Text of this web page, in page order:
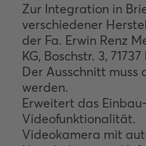
Zur Integration in
verschiedener
der Fa. Erwin Renz
KG, Boschstr. 3,
Der Ausschnitt muss
werden.
Erweitert das
Videofunktionalität.
Videokamera mit